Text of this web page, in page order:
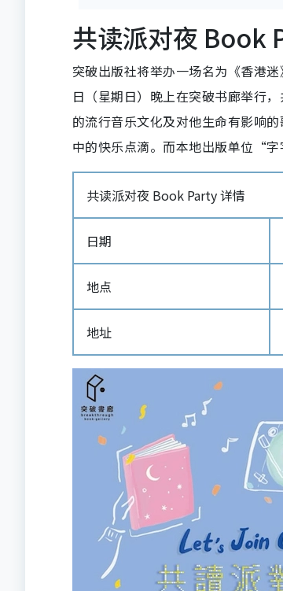
共读派对夜 Book
突破出版社将举办一场名为《香港
日（星期日）晚上在突破书廊举行
的流行音乐文化及对他生命有影响
中的快乐点滴。而本地出版单位“
共读派对夜 Book Party 详情
日期
地点
地址